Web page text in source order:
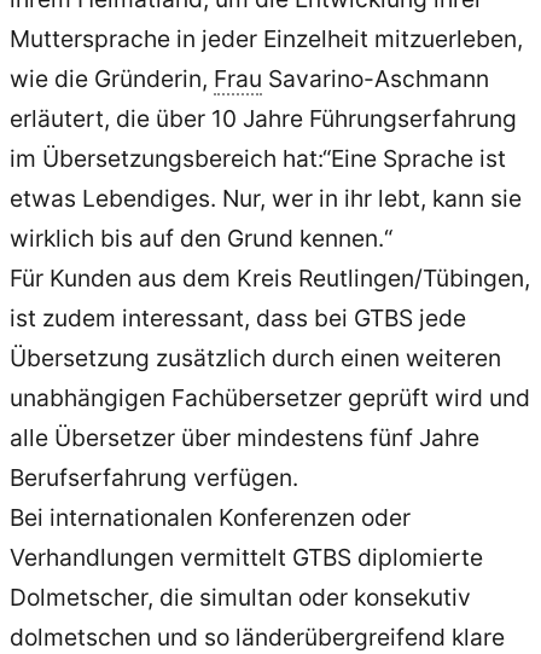
Muttersprache in jeder Einzelheit mitzuerleben,
wie die Gründerin, Frau Savarino-Aschmann
erläutert, die über 10 Jahre Führungserfahrung
im Übersetzungsbereich hat:“Eine Sprache ist
etwas Lebendiges. Nur, wer in ihr lebt, kann sie
wirklich bis auf den Grund kennen.“
Für Kunden aus dem Kreis Reutlingen/Tübingen,
ist zudem interessant, dass bei GTBS jede
Übersetzung zusätzlich durch einen weiteren
unabhängigen Fachübersetzer geprüft wird und
alle Übersetzer über mindestens fünf Jahre
Berufserfahrung verfügen.
Bei internationalen Konferenzen oder
Verhandlungen vermittelt GTBS diplomierte
Dolmetscher, die simultan oder konsekutiv
dolmetschen und so länderübergreifend klare